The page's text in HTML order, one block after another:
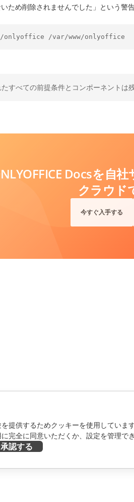
いため削除されませんでした」という
/var/www/onlyoffice
すべての前提条件とコンポーネントは
Docsを自
クラウド
今すぐ入手する
提供するためクッキーを使用していま
完全に同意いただくか、設定を管理でき
認する